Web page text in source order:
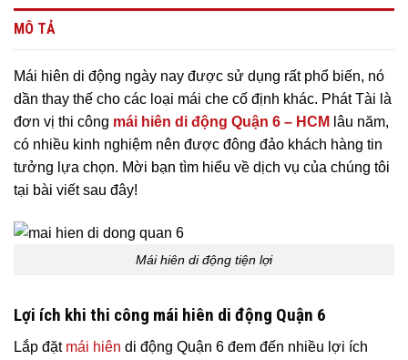
MÔ TẢ
Mái hiên di động ngày nay được sử dụng rất phổ biến, nó
dần thay thế cho các loại mái che cố định khác. Phát Tài là
đơn vị thi công mái hiên di động Quận 6 – HCM lâu năm,
có nhiều kinh nghiệm nên được đông đảo khách hàng tin
tưởng lựa chọn. Mời bạn tìm hiểu về dịch vụ của chúng tôi
tại bài viết sau đây!
Mái hiên di động tiện lợi
Lợi ích khi thi công mái hiên di động Quận 6
Lắp đặt mái hiên di động Quận 6 đem đến nhiều lợi ích